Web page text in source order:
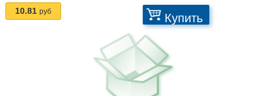
10.81 руб Купить